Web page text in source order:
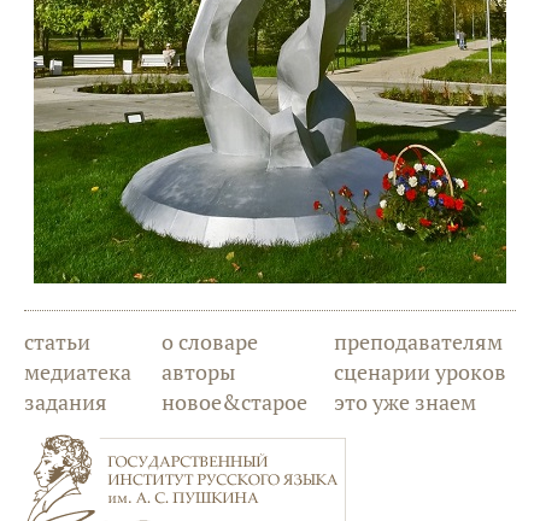
статьи
медиатека
задания
о словаре
авторы
новое&старое
преподавателям
сценарии уроков
это уже знаем